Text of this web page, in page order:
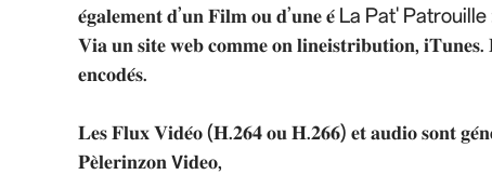
𝐞́𝐠𝐚𝐥𝐞𝐦𝐞𝐧𝐭 𝐝’𝐮𝐧 𝐅𝐢𝐥𝐦 𝐨𝐮 𝐝’𝐮𝐧𝐞 𝐞́ La Pat'
𝐕𝐢𝐚 𝐮𝐧 𝐬𝐢𝐭𝐞 𝐰𝐞𝐛 𝐜𝐨𝐦𝐦𝐞 𝐨𝐧 𝐥𝐢𝐧𝐞𝐢𝐬𝐭𝐫𝐢𝐛𝐮𝐭𝐢𝐨𝐧, 𝐢𝐓𝐮𝐧𝐞𝐬.
𝐞𝐧𝐜𝐨𝐝𝐞́𝐬.
𝐋𝐞𝐬 𝐅𝐥𝐮𝐱 𝐕𝐢𝐝𝐞́𝐨 (𝐇.𝟐𝟔𝟒 𝐨𝐮 𝐇.𝟐𝟔𝟔) 𝐞𝐭 𝐚𝐮𝐝𝐢𝐨 𝐬𝐨𝐧𝐭
𝐏𝐞̀𝐥𝐞𝐫𝐢𝐧𝐳𝐨𝐧 𝗩𝐢𝐝𝐞𝐨,